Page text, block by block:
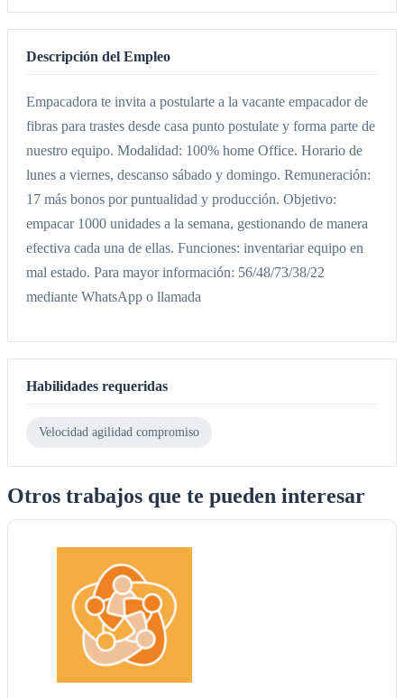
Descripción del Empleo
Empacadora te invita a postularte a la vacante empacador de
fibras para trastes desde casa punto postulate y forma parte de
nuestro equipo. Modalidad: 100% home Office. Horario de
lunes a viernes, descanso sábado y domingo. Remuneración:
17 más bonos por puntualidad y producción. Objetivo:
empacar 1000 unidades a la semana, gestionando de manera
efectiva cada una de ellas. Funciones: inventariar equipo en
mal estado. Para mayor información: 56/48/73/38/22
mediante WhatsApp o llamada
Habilidades requeridas
Velocidad agilidad compromiso
Otros trabajos que te pueden interesar